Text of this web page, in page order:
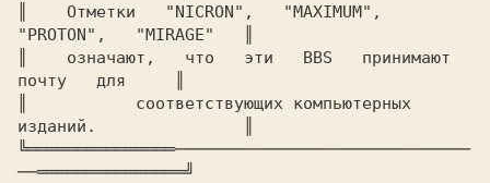
Отметки   "NICRON",   "MAXIMUM",
"PROTON",   "MIRAGE"
означают,   что   эти   BBS   принимают
почту   для
соответствующих компьютерных
╚═══════════════──────────────────────────────
──═══════════════╝